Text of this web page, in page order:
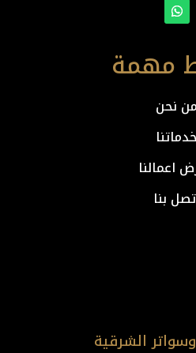
مهمة
من نحن
خدماتنا
اعمالنا
بنا
الشرقية